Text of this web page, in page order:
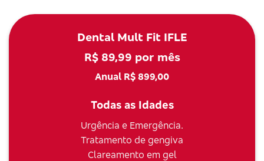
Dental Mult Fit IFLE
R$ 89,99 por mês
Anual R$ 899,00
Todas as Idades
Urgência e Emergência.
Tratamento de gengiva
Clareamento em gel